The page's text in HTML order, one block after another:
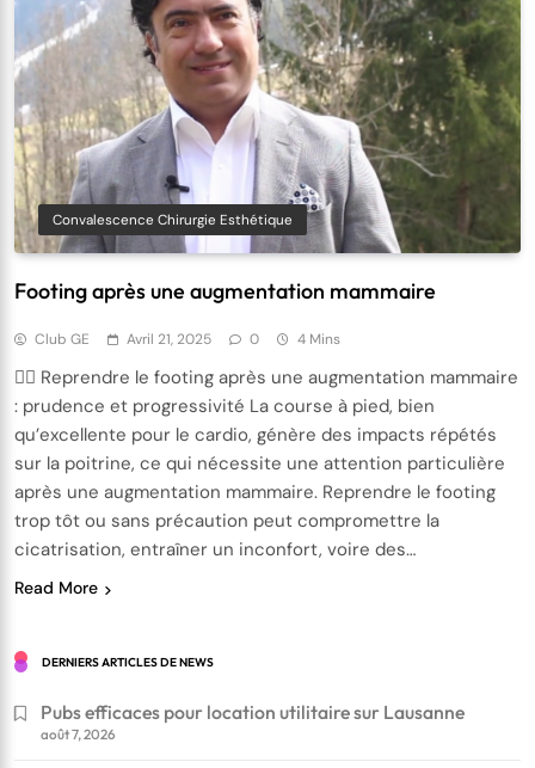
Convalescence Chirurgie Esthétique
Footing après une augmentation mammaire
Club GE Avril 21, 2025 0 4 Mins
🏃‍♀️ Reprendre le footing après une augmentation mammaire
: prudence et progressivité La course à pied, bien
qu’excellente pour le cardio, génère des impacts répétés
sur la poitrine, ce qui nécessite une attention particulière
après une augmentation mammaire. Reprendre le footing
trop tôt ou sans précaution peut compromettre la
cicatrisation, entraîner un inconfort, voire des…
Read More
DERNIERS ARTICLES DE NEWS
Pubs efficaces pour location utilitaire sur Lausanne
août 7, 2026